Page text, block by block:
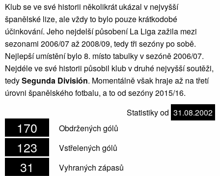
Klub se ve své historii několikrát ukázal v nejvyšší
španělské lize, ale vždy to bylo pouze krátkodobé
účinkování. Jeho nejdelší působení La Liga zažila mezi
sezonami 2006/07 až 2008/09, tedy tři sezóny po sobě.
Nejlepší umístění bylo 8. místo tabulky v sezóně 2006/07.
Nejdéle ve své historii působil klub v druhé nejvyšší soutěži,
tedySegunda División. Momentálně však hraje až na třetí
úrovni španělského fotbalu, a to od sezóny 2015/16.
Statistiky od 31.08.2002
170 Obdržených gólů
123 Vstřelených gólů
31 Vyhraných zápasů